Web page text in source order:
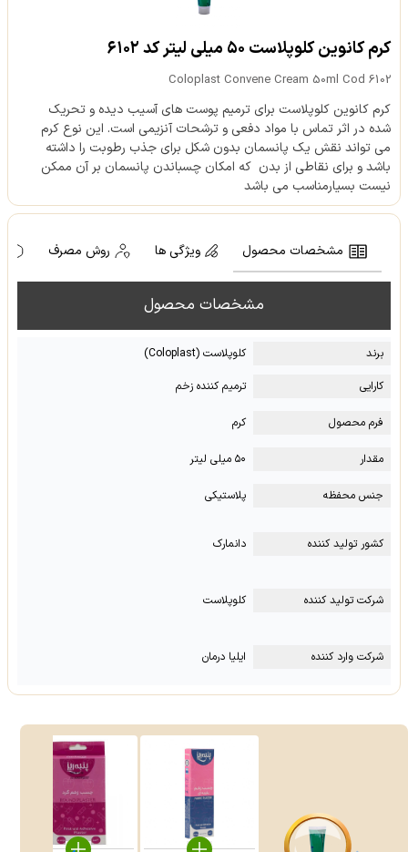
کرم کانوین کلوپلاست ۵۰ میلی لیتر کد ۶۱۰۲
Coloplast Convene Cream 50ml Cod 6102
کرم کانوین کلوپلاست برای ترمیم پوست های آسیب دیده و تحریک
شده در اثر تماس با مواد دفعی و ترشحات آنزیمی است. این نوع کرم
می تواند نقش یک پانسمان بدون شکل برای جذب رطوبت را داشته
باشد و برای نقاطی از بدن که امکان چسباندن پانسمان بر آن ممکن
نیست بسیارمناسب می باشد
مشخصات محصول ویژگی ها روش مصرف
مشخصات محصول
برند
کلوپلاست (Coloplast)
کارایی
ترمیم کننده زخم
فرم محصول کرم
مقدار ۵۰ میلی لیتر
جنس محفظه پلاستیکی
کشور تولید کننده دانمارک
شرکت تولید کننده کلوپلاست
شرکت وارد کننده ایلیا درمان